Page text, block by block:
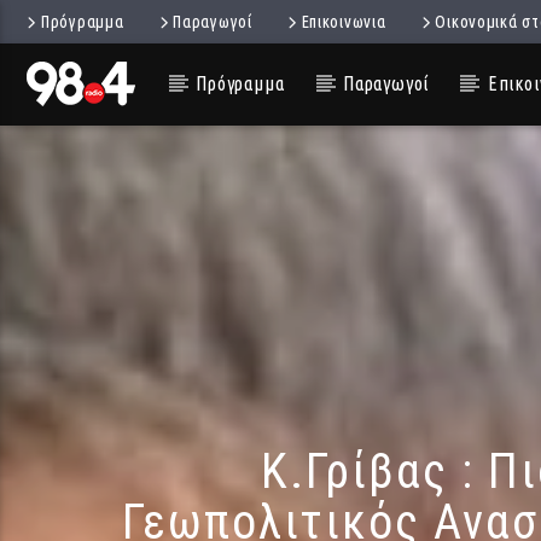
Πρόγραμμα Παραγωγοί Επικοινωνια Οικονομικά
Πρόγραμμα Παραγωγοί
Κ.Γρίβας :
Γεωπολιτικός